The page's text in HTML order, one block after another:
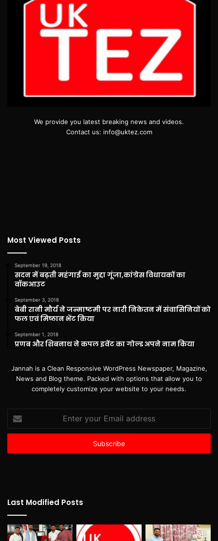
We provide you latest breaking news and videos.
Contact us: info@uktez.com
Most Viewed Posts
September 19, 2018
सदन में बढ़ती महंगाई का मुद्दा गूंजा,कांग्रेस विधायकों का
वॉकआउट
September 3, 2018
बेबी रानी मौर्य ने जन्माष्टमी पर नारी निकेतन में संवासिनियों को
फल एवं मिष्ठान भेंट किया
September 1, 2018
प्रणब और शिबनाथ ने कपल इवेंट का गोल्ड अपने नाम किया
Jannah is a Clean Responsive WordPress Newspaper, Magazine,
News and Blog theme. Packed with options that allow you to
completely customize your website to your needs.
Enter
your
Email
Last Modified Posts